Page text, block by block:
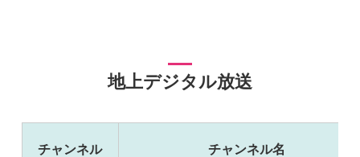
地上デジタル放送
チャンネル チャンネル名